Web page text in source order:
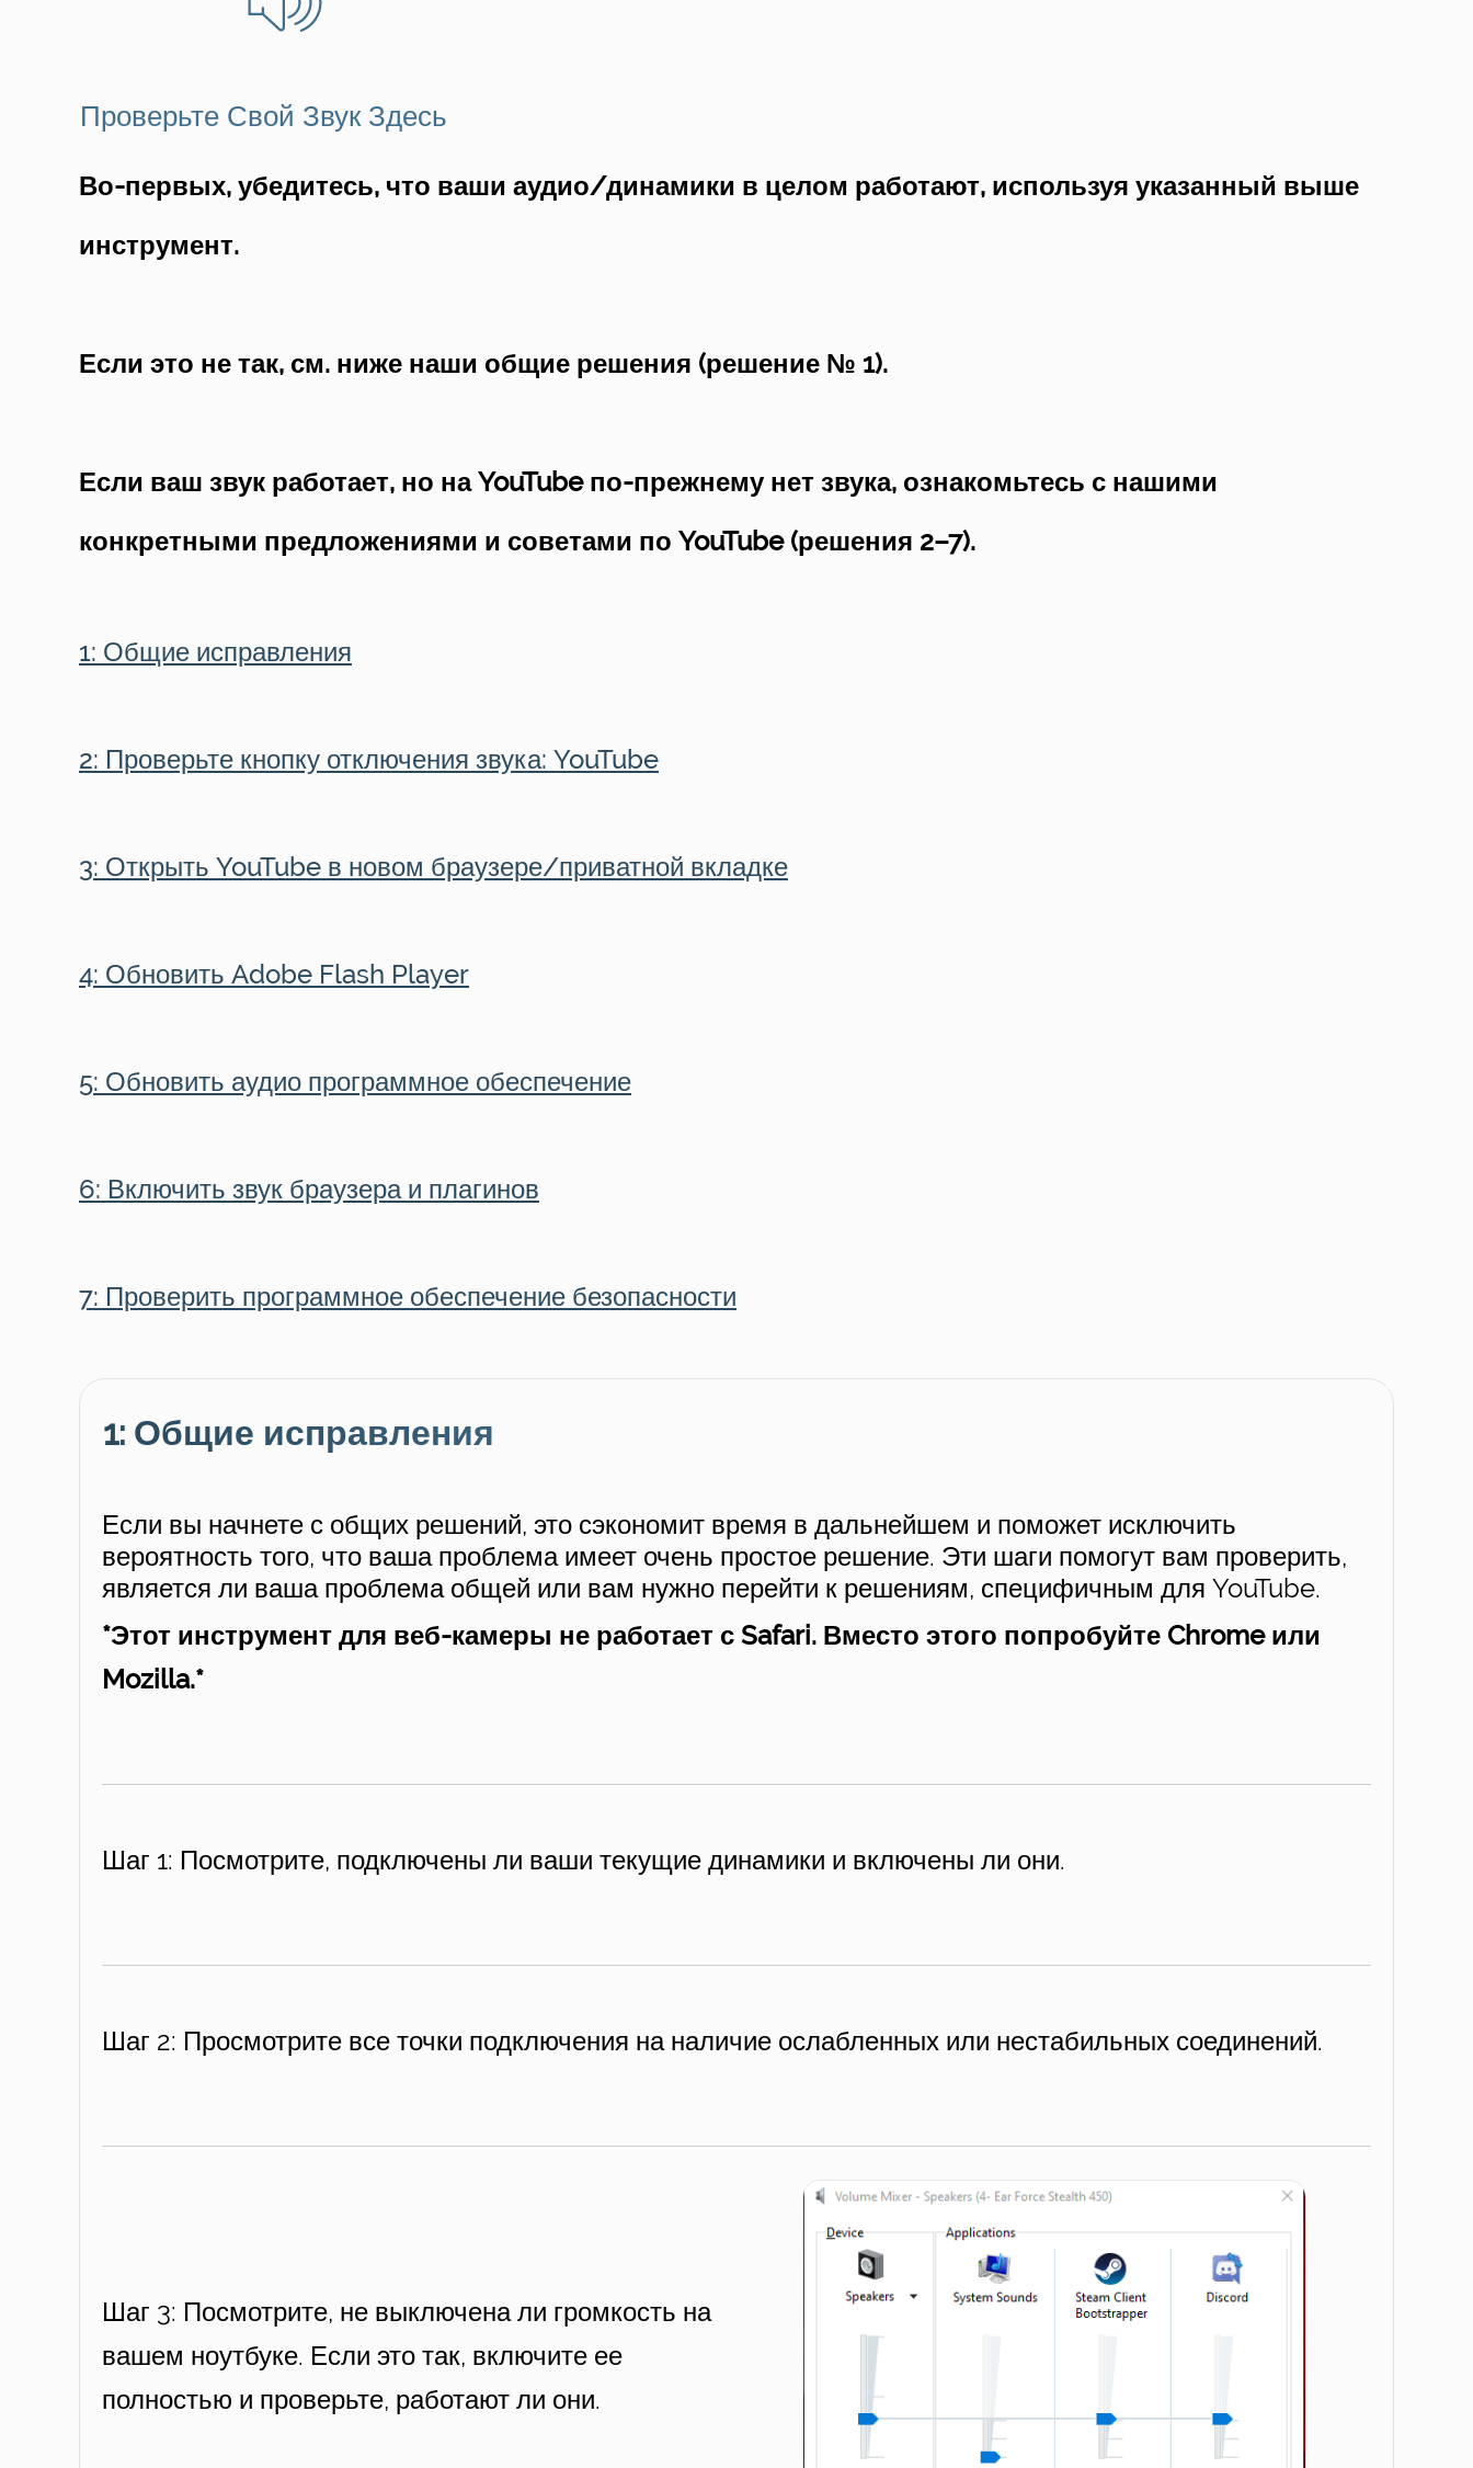
Проверьте Свой Звук Здесь
Во-первых, убедитесь, что ваши аудио/динамики в целом работают, используя указанный выше
инструмент.
Если это не так, см. ниже наши общие решения (решение № 1).
Если ваш звук работает, но на YouTube по-прежнему нет звука, ознакомьтесь с нашими
конкретными предложениями и советами по YouTube (решения 2–7).
1: Общие исправления
2: Проверьте кнопку отключения звука: YouTube
3: Открыть YouTube в новом браузере/приватной вкладке
4: Обновить Adobe Flash Player
5: Обновить аудио программное обеспечение
6: Включить звук браузера и плагинов
7: Проверить программное обеспечение безопасности
1: Общие исправления
Если вы начнете с общих решений, это сэкономит время в дальнейшем и поможет исключить
вероятность того, что ваша проблема имеет очень простое решение. Эти шаги помогут вам проверить,
является ли ваша проблема общей или вам нужно перейти к решениям, специфичным для YouTube.
*Этот инструмент для веб-камеры не работает с Safari. Вместо этого попробуйте Chrome или
Mozilla.*
Шаг 1: Посмотрите, подключены ли ваши текущие динамики и включены ли они.
Шаг 2: Просмотрите все точки подключения на наличие ослабленных или нестабильных соединений.
Шаг 3: Посмотрите, не выключена ли громкость на
вашем ноутбуке. Если это так, включите ее
полностью и проверьте, работают ли они.